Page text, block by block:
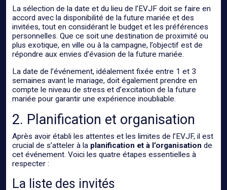
La sélection de la date et du lieu de l’EVJF doit se faire en
accord avec la disponibilité de la future mariée et des
invitées, tout en considérant le budget et les préférences
personnelles. Que ce soit une destination de proximité ou
plus exotique, en ville ou à la campagne, l’objectif est de
répondre aux envies d’évasion de la future mariée.
La date de l’événement, idéalement fixée entre 1 et 3
semaines avant le mariage, doit également prendre en
compte le niveau de stress et d’excitation de la future
mariée pour garantir une expérience inoubliable.
2. Planification et organisation
Après avoir établi les attentes et les limites de l’EVJF, il est
crucial de s’atteler à la planification et à l’organisation de
cet événement. Voici les quatre étapes essentielles à
respecter :
La liste des invités